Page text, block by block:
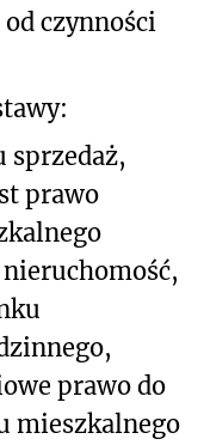
czynności
sprzedaż,
prawo
prawo do
mieszkalnego